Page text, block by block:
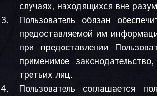
случаях, находящихся вне
Пользователь обязан
предоставляемой им
при предоставлении
применимое
третьих лиц.
Пользователь соглашается